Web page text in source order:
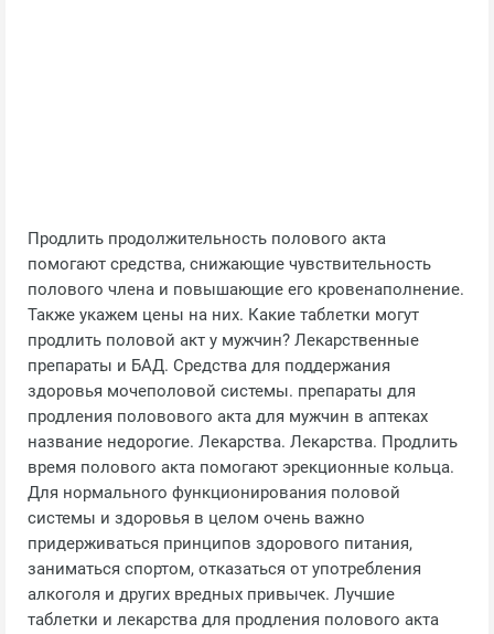
Продлить продолжительность полового акта
помогают средства, снижающие чувствительность
полового члена и повышающие его кровенаполнение.
Также укажем цены на них. Какие таблетки могут
продлить половой акт у мужчин? Лекарственные
препараты и БАД. Средства для поддержания
здоровья мочеполовой системы. препараты для
продления половового акта для мужчин в аптеках
название недорогие. Лекарства. Лекарства. Продлить
время полового акта помогают эрекционные кольца.
Для нормального функционирования половой
системы и здоровья в целом очень важно
придерживаться принципов здорового питания,
заниматься спортом, отказаться от употребления
алкоголя и других вредных привычек. Лучшие
таблетки и лекарства для продления полового акта